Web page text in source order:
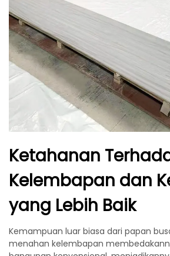
Ketahanan
Kelembapan dan
yang Lebih Baik
Kemampuan luar biasa dari papan
menahan kelembapan